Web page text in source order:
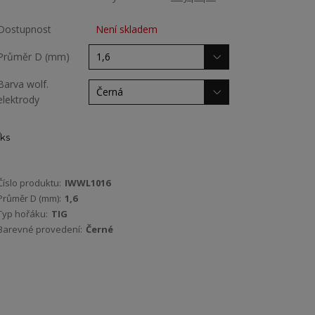
Není skladem
D (mm)
wolf.
ks
produktu: IWWL1016
D (mm): 1,6
hořáku: TIG
provedení: Černé